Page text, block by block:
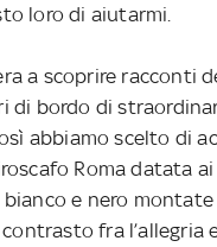
loro di aiutarmi.
a scoprire racconti
di bordo di
abbiamo scelto di
Roma datata
e nero montate
fra l’allegria